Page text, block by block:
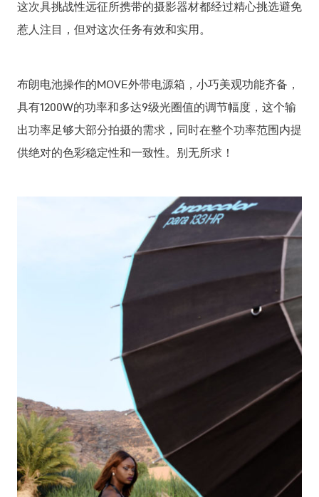
这次具挑战性远征所携带的摄影器材都经过精心挑选避免
惹人注目，但对这次任务有效和实用。
布朗电池操作的MOVE外带电源箱，小巧美观功能齐备，
具有1200W的功率和多达9级光圈值的调节幅度，这个输
出功率足够大部分拍摄的需求，同时在整个功率范围内提
供绝对的色彩稳定性和一致性。别无所求！